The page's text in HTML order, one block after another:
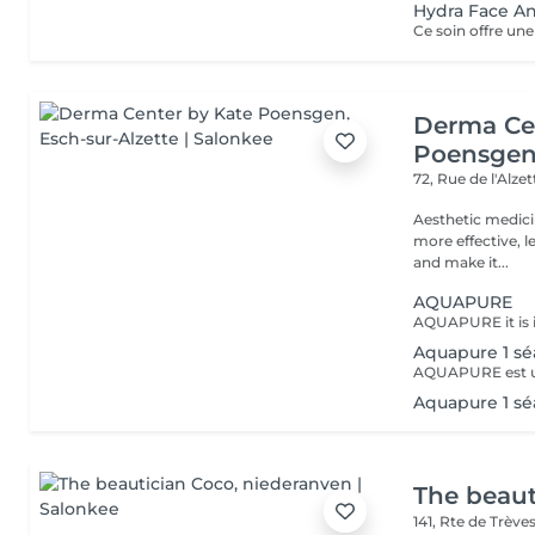
Hydra Face
Derma
Poensgen
72, Rue de
Aesthetic
more effective,
and make it...
AQUAPURE
Aquapure 1
Aquapure 1
The
141, Rte de Trèves